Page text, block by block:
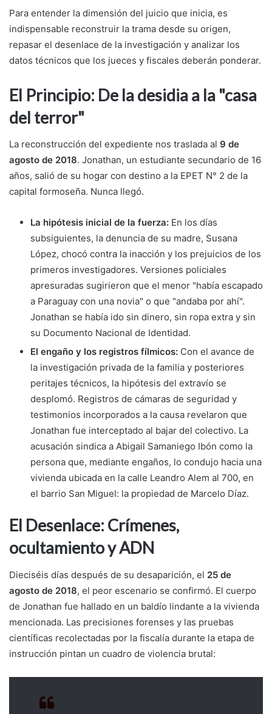
Para entender la dimensión del juicio que inicia, es
indispensable reconstruir la trama desde su origen,
repasar el desenlace de la investigación y analizar los
datos técnicos que los jueces y fiscales deberán ponderar.
El Principio: De la desidia a la "casa
del terror"
La reconstrucción del expediente nos traslada al 9 de
agosto de 2018. Jonathan, un estudiante secundario de 16
años, salió de su hogar con destino a la EPET N° 2 de la
capital formoseña. Nunca llegó.
La hipótesis inicial de la fuerza: En los días
subsiguientes, la denuncia de su madre, Susana
López, chocó contra la inacción y los prejuicios de los
primeros investigadores. Versiones policiales
apresuradas sugirieron que el menor "había escapado
a Paraguay con una novia" o que "andaba por ahí".
Jonathan se había ido sin dinero, sin ropa extra y sin
su Documento Nacional de Identidad.
El engaño y los registros fílmicos: Con el avance de
la investigación privada de la familia y posteriores
peritajes técnicos, la hipótesis del extravío se
desplomó. Registros de cámaras de seguridad y
testimonios incorporados a la causa revelaron que
Jonathan fue interceptado al bajar del colectivo. La
acusación sindica a Abigail Samaniego Ibón como la
persona que, mediante engaños, lo condujo hacia una
vivienda ubicada en la calle Leandro Alem al 700, en
el barrio San Miguel: la propiedad de Marcelo Díaz.
El Desenlace: Crímenes,
ocultamiento y ADN
Dieciséis días después de su desaparición, el 25 de
agosto de 2018, el peor escenario se confirmó. El cuerpo
de Jonathan fue hallado en un baldío lindante a la vivienda
mencionada. Las precisiones forenses y las pruebas
científicas recolectadas por la fiscalía durante la etapa de
instrucción pintan un cuadro de violencia brutal: